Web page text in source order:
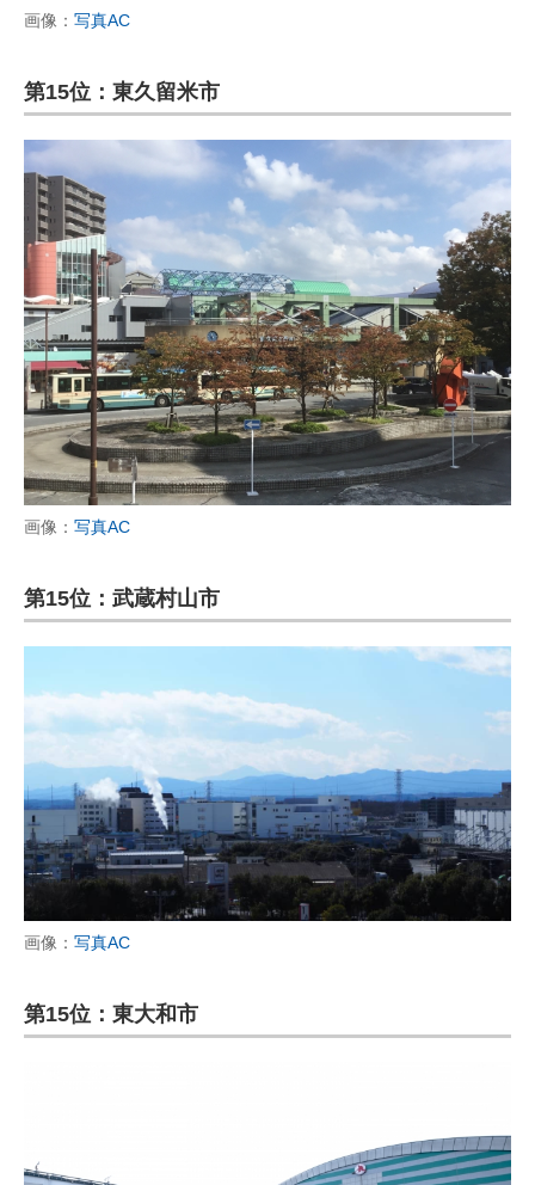
画像： 写真AC
第15位：東久留米市
画像： 写真AC
第15位：武蔵村山市
画像： 写真AC
第15位：東大和市